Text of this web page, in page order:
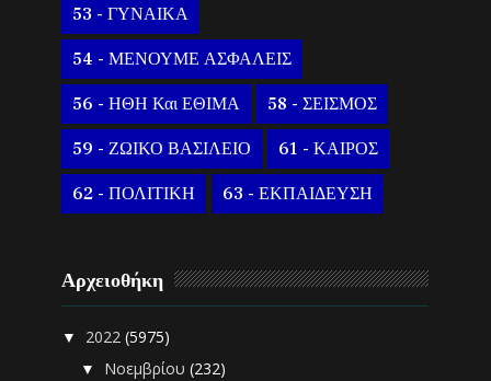
53 - ΓΥΝΑΙΚΑ
54 - ΜΕΝΟΥΜΕ ΑΣΦΑΛΕΙΣ
56 - ΗΘΗ Και ΕΘΙΜΑ 58 - ΣΕΙΣΜΟΣ
59 - ΖΩΙΚΟ ΒΑΣΙΛΕΙΟ 61 - ΚΑΙΡΟΣ
62 - ΠΟΛΙΤΙΚΗ 63 - ΕΚΠΑΙΔΕΥΣΗ
Αρχειοθήκη
▼ 2022(5975)
▼ Νοεμβρίου(232)